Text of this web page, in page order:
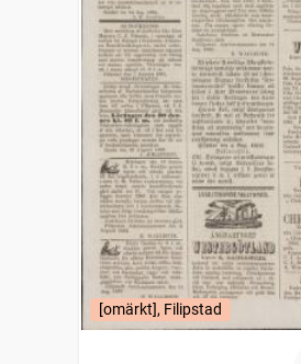
[omärkt], Filipstad